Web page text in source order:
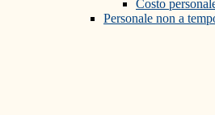
Costo
Personale non a